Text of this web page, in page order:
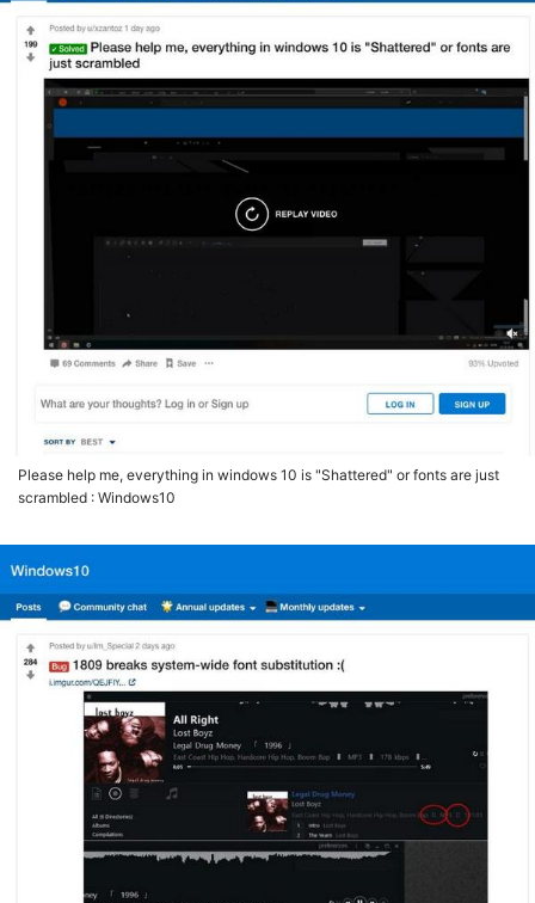
Please help me, everything in windows 10 is "Shattered" or fonts are just
scrambled : Windows10